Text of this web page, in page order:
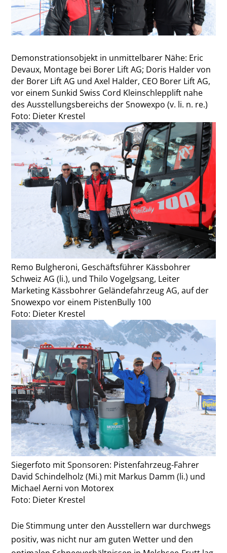
Demonstrationsobjekt in unmittelbarer Nähe: Eric
Devaux, Montage bei Borer Lift AG; Doris Halder von
der Borer Lift AG und Axel Halder, CEO Borer Lift AG,
vor einem Sunkid Swiss Cord Kleinschlepplift nahe
des Ausstellungsbereichs der Snowexpo (v. li. n. re.)
Foto: Dieter Krestel
Remo Bulgheroni, Geschäftsführer Kässbohrer
Schweiz AG (li.), und Thilo Vogelgsang, Leiter
Marketing Kässbohrer Geländefahrzeug AG, auf der
Snowexpo vor einem PistenBully 100
Foto: Dieter Krestel
Siegerfoto mit Sponsoren: Pistenfahrzeug-Fahrer
David Schindelholz (Mi.) mit Markus Damm (li.) und
Michael Aerni von Motorex
Foto: Dieter Krestel
Die Stimmung unter den Ausstellern war durchwegs
positiv, was nicht nur am guten Wetter und den